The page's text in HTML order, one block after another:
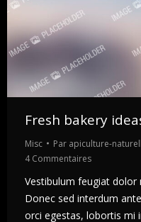
Fresh bakery
Misc Par apiculture-
4 Commentaires
Vestibulum feugiat
Donec sed interdum
orci egestas, lobortis mi